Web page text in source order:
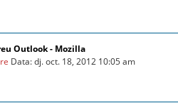
Outlook - Mozilla
Data: dj. oct. 18, 2012 10:05 am